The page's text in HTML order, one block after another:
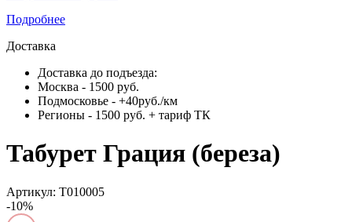
Подробнее
Доставка
Доставка до подъезда:
Москва - 1500 руб.
Подмосковье - +40руб./км
Регионы - 1500 руб. + тариф ТК
Табурет Грация (береза)
Артикул: Т010005
-10%